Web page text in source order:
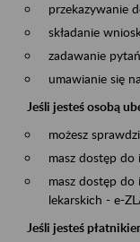
przekazywanie
składanie
zadawanie
umawianie się
Jeśli jesteś osobą
możesz
masz dostęp
masz dostęp
lekarskich - e-
Jeśli jesteś